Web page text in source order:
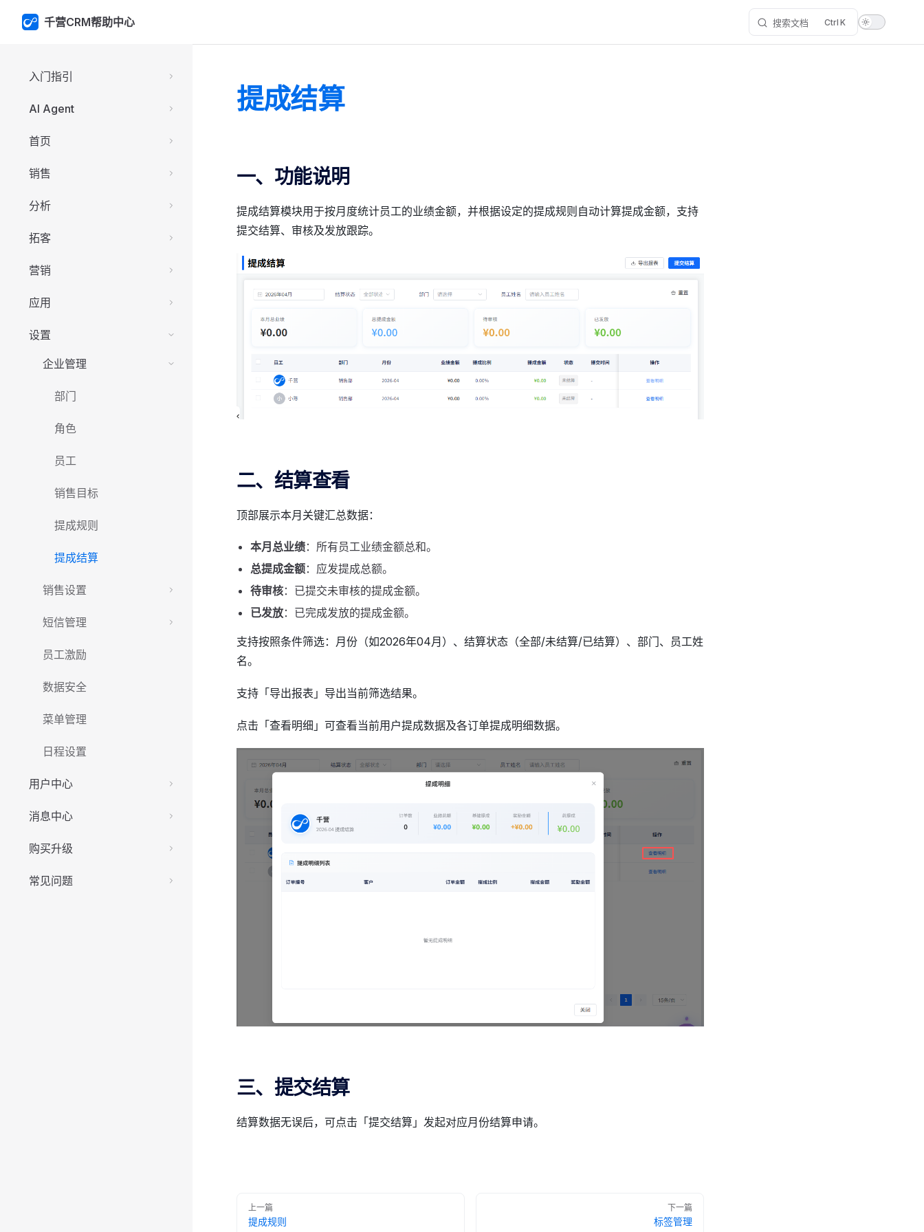
Skip to content
千营CRM帮助中心 搜索文档 K
Sidebar Navigation
入门指引
AI Agent
首页
销售
分析
拓客
营销
应用
设置
企业管理
部门
角色
员工
销售目标
提成规则
提成结算
销售设置
短信管理
员工激励
数据安全
菜单管理
日程设置
用户中心
消息中心
购买升级
常见问题
提成结算
一、功能说明
提成结算模块用于按月度统计员工的业绩金额，并根据设定的提成规则自动计算提成金额，支持
提交结算、审核及发放跟踪。
二、结算查看
顶部展示本月关键汇总数据：
本月总业绩：所有员工业绩金额总和。
总提成金额：应发提成总额。
待审核：已提交未审核的提成金额。
已发放：已完成发放的提成金额。
支持按照条件筛选：月份（如2026年04月）、结算状态（全部/未结算/已结算）、部门、员工姓
名。
支持「导出报表」导出当前筛选结果。
点击「查看明细」可查看当前用户提成数据及各订单提成明细数据。
三、提交结算
结算数据无误后，可点击「提交结算」发起对应月份结算申请。
Pager
上一篇
提成规则
下一篇
标签管理